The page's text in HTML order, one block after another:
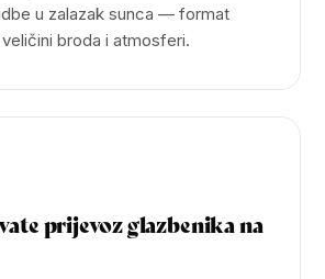
u zalazak sunca — format
broda i atmosferi.
prijevoz glazbenika na